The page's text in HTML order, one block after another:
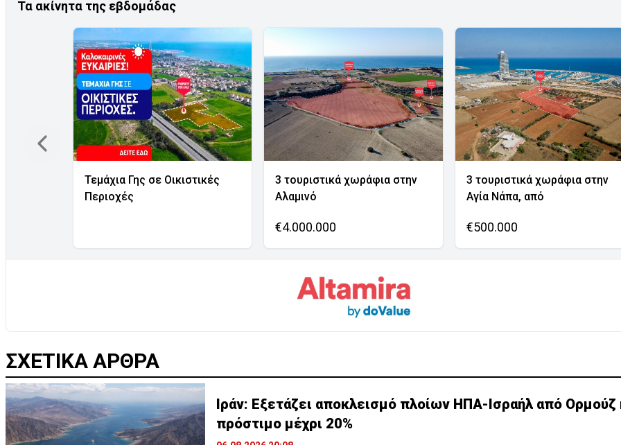
Τα ακίνητα της εβδομάδας
Τεμάχια Γης σε Οικιστικές
Περιοχές
3 τουριστικά χωράφια στην
Αλαμινό
€4.000.000
3 τουριστικά χωράφια στην
Αγία Νάπα, από
€500.000
ΣΧΕΤΙΚΑ ΑΡΘΡΑ
Ιράν: Εξετάζει αποκλεισμό πλοίων ΗΠΑ-Ισραήλ από Ορμούζ
πρόστιμο μέχρι 20%